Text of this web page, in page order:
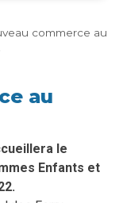
commerce au
au
le
Enfants et